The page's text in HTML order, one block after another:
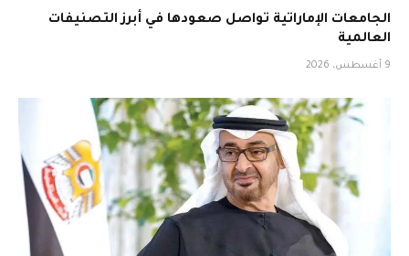
الجامعات الإماراتية تواصل صعودها في أبرز التصنيفات
العالمية
9 أغسطس، 2026